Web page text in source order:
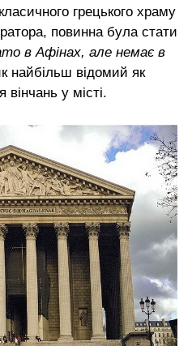
грецького храму
повинна була стати
в Афінах, але немає в
найбільш відомий як
у місті.